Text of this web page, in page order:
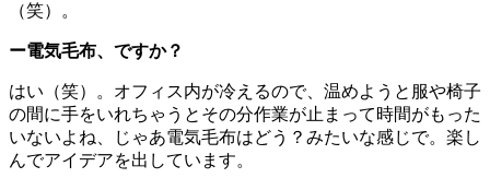
（笑）。
ー電気毛布、ですか？
はい（笑）。オフィス内が冷えるので、温めようと服や椅子
の間に手をいれちゃうとその分作業が止まって時間がもった
いないよね、じゃあ電気毛布はどう？みたいな感じで。楽し
んでアイデアを出しています。